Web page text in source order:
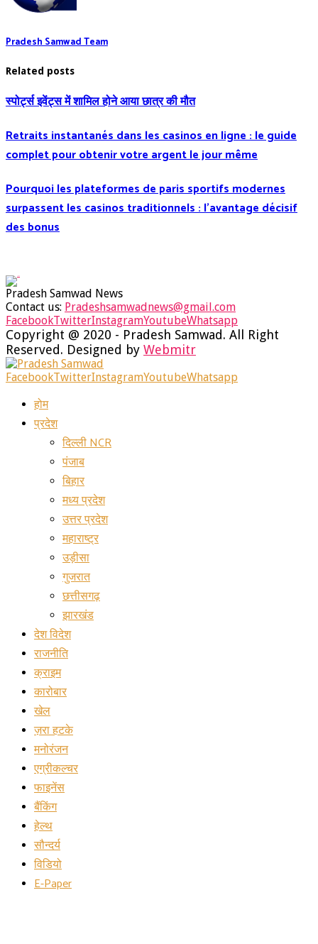
Pradesh Samwad Team
Related posts
स्पोर्ट्स इवेंट्स में शामिल होने आया छात्र की मौत
Retraits instantanés dans les casinos en ligne : le guide
complet pour obtenir votre argent le jour même
Pourquoi les plateformes de paris sportifs modernes
surpassent les casinos traditionnels : l’avantage décisif
des bonus
Pradesh Samwad News
Contact us: Pradeshsamwadnews@gmail.com
FacebookTwitterInstagramYoutubeWhatsapp
Copyright @ 2020 - Pradesh Samwad. All Right
Reserved. Designed by Webmitr
FacebookTwitterInstagramYoutubeWhatsapp
होम
प्रदेश
दिल्ली NCR
पंजाब
बिहार
मध्य प्रदेश
उत्तर प्रदेश
महाराष्ट्र
उड़ीसा
गुजरात
छत्तीसगढ़
झारखंड
देश विदेश
राजनीति
क्राइम
कारोबार
खेल
ज़रा हटके
मनोरंजन
एग्रीकल्चर
फाइनेंस
बैंकिंग
हेल्थ
सौन्दर्य
विडियो
E-Paper